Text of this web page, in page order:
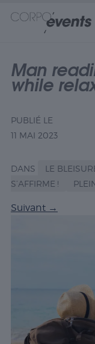
Man
while
PUBLIÉ LE
11 MAI 2023
DANS
LE
S’AFFIRME !
Suivant →